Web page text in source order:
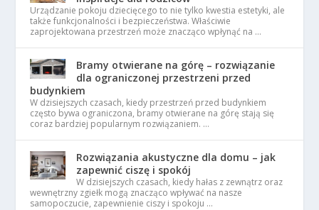
Urządzanie pokoju dziecięcego to nie tylko kwestia estetyki, ale
także funkcjonalności i bezpieczeństwa. Właściwie
zaprojektowana przestrzeń może znacząco wpłynąć na …
Bramy otwierane na górę – rozwiązanie
dla ograniczonej przestrzeni przed
budynkiem
W dzisiejszych czasach, kiedy przestrzeń przed budynkiem
często bywa ograniczona, bramy otwierane na górę stają się
coraz bardziej popularnym rozwiązaniem. …
Rozwiązania akustyczne dla domu – jak
zapewnić ciszę i spokój
W dzisiejszych czasach, kiedy hałas z zewnątrz oraz
wewnętrzny zgiełk mogą znacząco wpływać na nasze
samopoczucie, zapewnienie ciszy i spokoju …